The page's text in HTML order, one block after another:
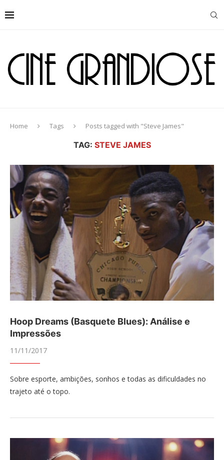
Home Tags Posts tagged with "Steve James"
TAG: STEVE JAMES
Hoop Dreams (Basquete Blues): Análise e
Impressões
11/11/2017
Sobre esporte, ambições, sonhos e todas as dificuldades no
trajeto até o topo.